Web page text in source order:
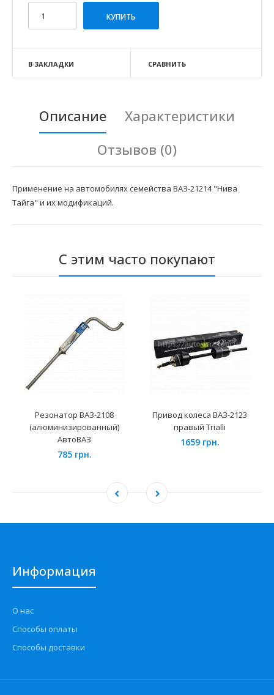
В ЗАКЛАДКИ СРАВНИТЬ
Описание
Характеристики
Отзывов (0)
Применение на автомобилях семейства ВАЗ-21214 "Нива
Тайга" и их модификаций.
С этим часто покупают
Резонатор ВАЗ-2108
(алюминизированный)
АвтоВАЗ
785 грн.
Привод колеса ВАЗ-2123
правый Trialli
1659 грн.
Информация
О нас
Способы оплаты
Способы доставки